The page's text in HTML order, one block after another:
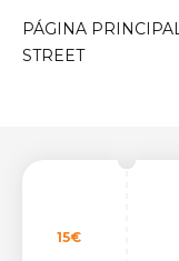
PÁGINA PRINCIPAL
STREET
15€